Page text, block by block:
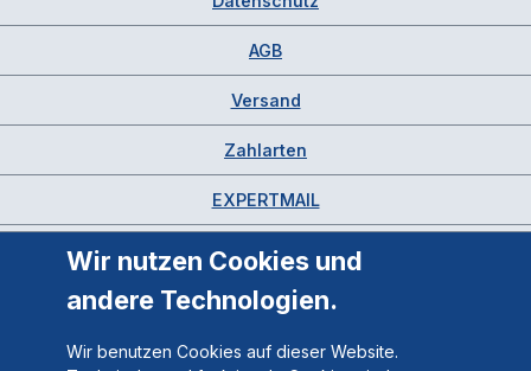
AGB
Versand
Zahlarten
EXPERTMAIL
Wir nutzen Cookies und
andere Technologien.
Wir benutzen Cookies auf dieser Website.